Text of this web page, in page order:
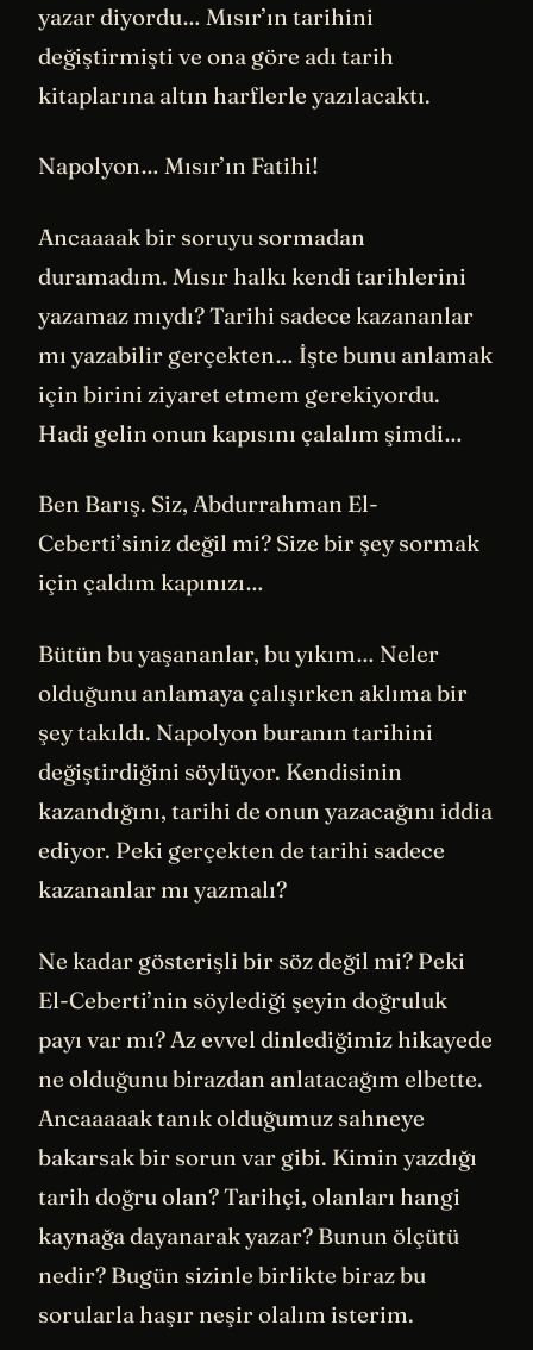
yazar diyordu… Mısır’ın tarihini
değiştirmişti ve ona göre adı tarih
kitaplarına altın harflerle yazılacaktı.
Napolyon… Mısır’ın Fatihi!
Ancaaaak bir soruyu sormadan
duramadım. Mısır halkı kendi tarihlerini
yazamaz mıydı? Tarihi sadece kazananlar
mı yazabilir gerçekten… İşte bunu anlamak
için birini ziyaret etmem gerekiyordu.
Hadi gelin onun kapısını çalalım şimdi…
Ben Barış. Siz, Abdurrahman El-
Ceberti’siniz değil mi? Size bir şey sormak
için çaldım kapınızı…
Bütün bu yaşananlar, bu yıkım… Neler
olduğunu anlamaya çalışırken aklıma bir
şey takıldı. Napolyon buranın tarihini
değiştirdiğini söylüyor. Kendisinin
kazandığını, tarihi de onun yazacağını iddia
ediyor. Peki gerçekten de tarihi sadece
kazananlar mı yazmalı?
Ne kadar gösterişli bir söz değil mi? Peki
El-Ceberti’nin söylediği şeyin doğruluk
payı var mı? Az evvel dinlediğimiz hikayede
ne olduğunu birazdan anlatacağım elbette.
Ancaaaaak tanık olduğumuz sahneye
bakarsak bir sorun var gibi. Kimin yazdığı
tarih doğru olan? Tarihçi, olanları hangi
kaynağa dayanarak yazar? Bunun ölçütü
nedir? Bugün sizinle birlikte biraz bu
sorularla haşır neşir olalım isterim.